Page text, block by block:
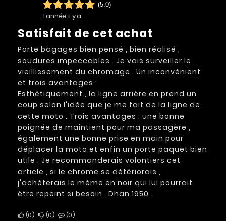
(5.0)
1 année il y a
Satisfait de cet achat
Porte bagages bien pensé , bien réalisé ,
soudures impeccables . Je vais surveiller le
vieillissement du chromage . Un inconvénient
et trois avantages :
Esthétiquement , la ligne arrière en prend un
coup selon l'idée que je me fait de la ligne de
cette moto . Trois avantages : une bonne
poignée de maintient pour ma passagère ,
également une bonne prise en main pour
déplacer la moto et enfin un porte paquet bien
utile . Je recommanderais volontiers cet
article , si le chrome se détériorais ,
j'achèterais le mème en noir qui lui pourrait
ètre repeint si besoin . Dhan 1950 .
0 0 0